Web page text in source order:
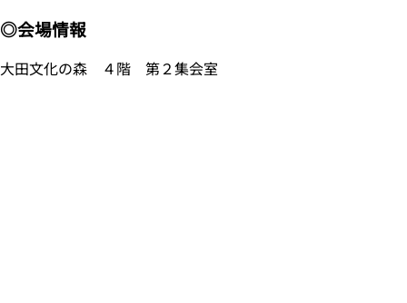
◎会場情報
大田文化の森 ４階 第２集会室